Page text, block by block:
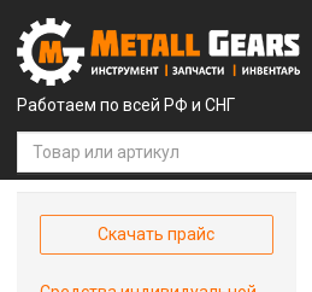
Работаем по всей РФ и СНГ
Скачать прайс